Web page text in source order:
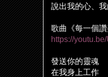
說出我的心、
歌曲《每一個讚
https://
發送你的靈魂
在我身上工作